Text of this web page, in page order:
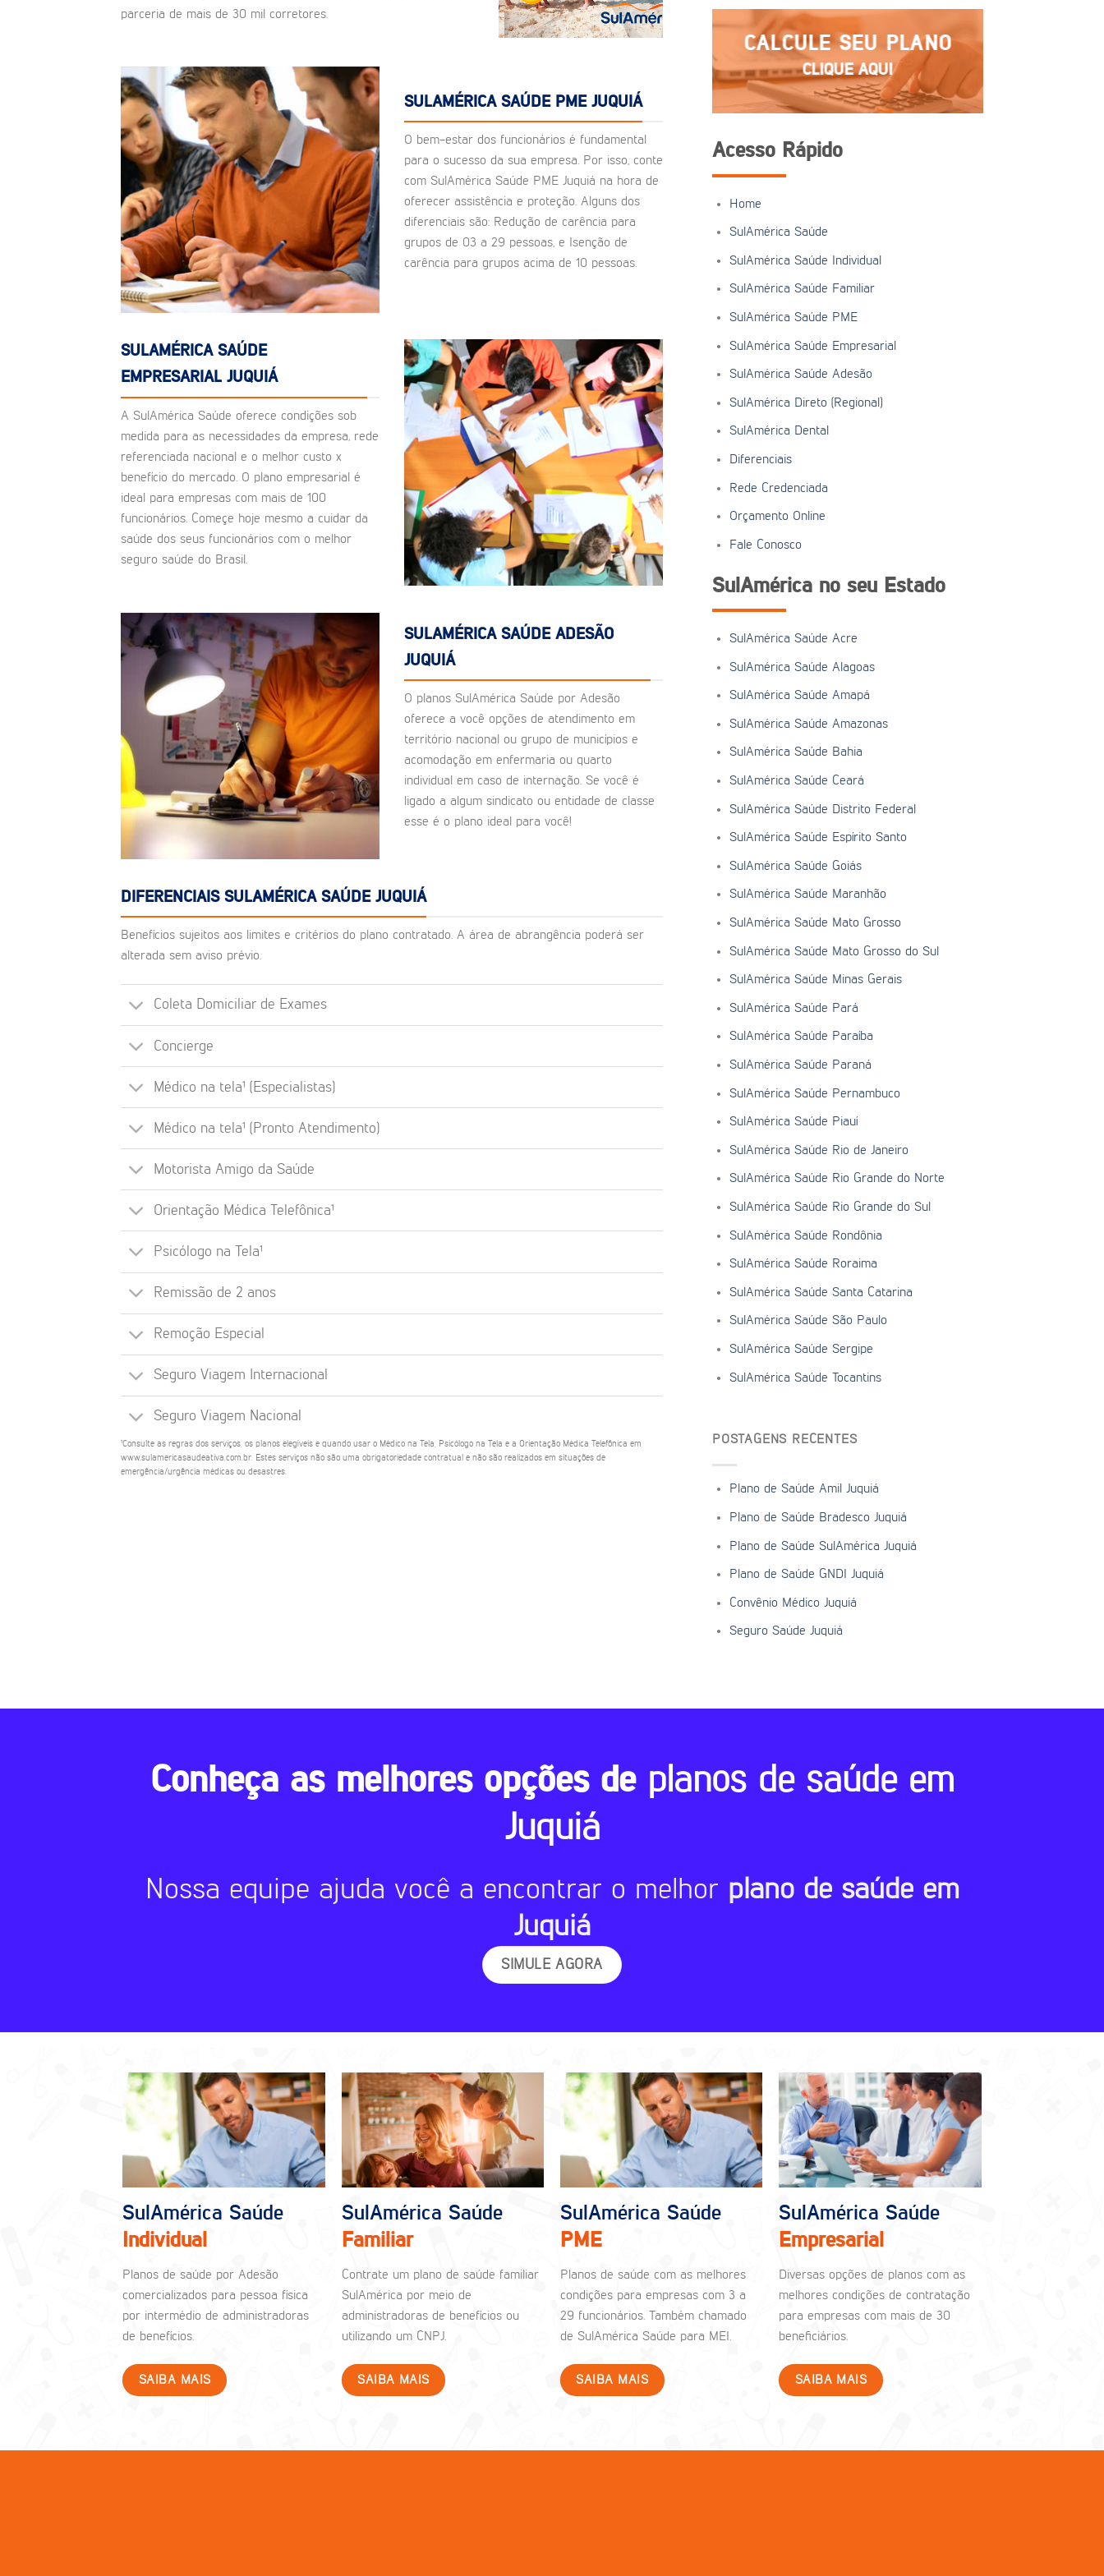
parceria de mais de 30 mil corretores.
SULAMÉRICA SAÚDE PME JUQUIÁ
O bem-estar dos funcionários é fundamental
para o sucesso da sua empresa. Por isso, conte
com SulAmérica Saúde PME Juquiá na hora de
oferecer assistência e proteção. Alguns dos
diferenciais são: Redução de carência para
grupos de 03 a 29 pessoas, e Isenção de
carência para grupos acima de 10 pessoas.
SULAMÉRICA SAÚDE
EMPRESARIAL JUQUIÁ
A SulAmérica Saúde oferece condições sob
medida para as necessidades da empresa, rede
referenciada nacional e o melhor custo x
benefício do mercado. O plano empresarial é
ideal para empresas com mais de 100
funcionários. Começe hoje mesmo a cuidar da
saúde dos seus funcionários com o melhor
seguro saúde do Brasil.
SULAMÉRICA SAÚDE ADESÃO
JUQUIÁ
O planos SulAmérica Saúde por Adesão
oferece a você opções de atendimento em
território nacional ou grupo de municípios e
acomodação em enfermaria ou quarto
individual em caso de internação. Se você é
ligado a algum sindicato ou entidade de classe
esse é o plano ideal para você!
DIFERENCIAIS SULAMÉRICA SAÚDE JUQUIÁ
Benefícios sujeitos aos limites e critérios do plano contratado. A área de abrangência poderá ser
alterada sem aviso prévio.
Coleta Domiciliar de Exames
Concierge
Médico na tela¹ (Especialistas)
Médico na tela¹ (Pronto Atendimento)
Motorista Amigo da Saúde
Orientação Médica Telefônica¹
Psicólogo na Tela¹
Remissão de 2 anos
Remoção Especial
Seguro Viagem Internacional
Seguro Viagem Nacional
¹Consulte as regras dos serviços, os planos elegíveis e quando usar o Médico na Tela, Psicólogo na Tela e a Orientação Médica Telefônica em
www.sulamericasaudeativa.com.br. Estes serviços não são uma obrigatoriedade contratual e não são realizados em situações de
emergência/urgência médicas ou desastres.
CALCULE SEU PLANO
CLIQUE AQUI
Acesso Rápido
Home
SulAmérica Saúde
SulAmérica Saúde Individual
SulAmérica Saúde Familiar
SulAmérica Saúde PME
SulAmérica Saúde Empresarial
SulAmérica Saúde Adesão
SulAmérica Direto (Regional)
SulAmérica Dental
Diferenciais
Rede Credenciada
Orçamento Online
Fale Conosco
SulAmérica no seu Estado
SulAmérica Saúde Acre
SulAmérica Saúde Alagoas
SulAmérica Saúde Amapá
SulAmérica Saúde Amazonas
SulAmérica Saúde Bahia
SulAmérica Saúde Ceará
SulAmérica Saúde Distrito Federal
SulAmérica Saúde Espírito Santo
SulAmérica Saúde Goiás
SulAmérica Saúde Maranhão
SulAmérica Saúde Mato Grosso
SulAmérica Saúde Mato Grosso do Sul
SulAmérica Saúde Minas Gerais
SulAmérica Saúde Pará
SulAmérica Saúde Paraíba
SulAmérica Saúde Paraná
SulAmérica Saúde Pernambuco
SulAmérica Saúde Piauí
SulAmérica Saúde Rio de Janeiro
SulAmérica Saúde Rio Grande do Norte
SulAmérica Saúde Rio Grande do Sul
SulAmérica Saúde Rondônia
SulAmérica Saúde Roraima
SulAmérica Saúde Santa Catarina
SulAmérica Saúde São Paulo
SulAmérica Saúde Sergipe
SulAmérica Saúde Tocantins
POSTAGENS RECENTES
Plano de Saúde Amil Juquiá
Plano de Saúde Bradesco Juquiá
Plano de Saúde SulAmérica Juquiá
Plano de Saúde GNDI Juquiá
Convênio Médico Juquiá
Seguro Saúde Juquiá
Conheça as melhores opções de planos de saúde em
Juquiá
Nossa equipe ajuda você a encontrar o melhor plano de saúde em
Juquiá
SIMULE AGORA
SulAmérica Saúde
Individual
Planos de saúde por Adesão
comercializados para pessoa física
por intermédio de administradoras
de benefícios.
SAIBA MAIS
SulAmérica Saúde
Familiar
Contrate um plano de saúde familiar
SulAmérica por meio de
administradoras de benefícios ou
utilizando um CNPJ.
SAIBA MAIS
SulAmérica Saúde
PME
Planos de saúde com as melhores
condições para empresas com 3 a
29 funcionários. Também chamado
de SulAmérica Saúde para MEI.
SAIBA MAIS
SulAmérica Saúde
Empresarial
Diversas opções de planos com as
melhores condições de contratação
para empresas com mais de 30
beneficiários.
SAIBA MAIS